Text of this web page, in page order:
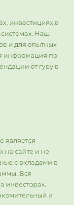
инвестициях в
Наш
и для опытных
информация по
от гуру в
является
на сайте и не
с вкладами в
Вся
инвесторах.
и